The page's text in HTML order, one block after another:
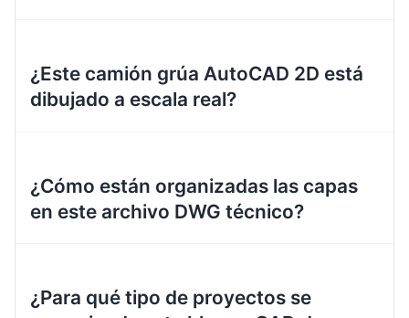
¿Este camión grúa AutoCAD 2D está
dibujado a escala real?
¿Cómo están organizadas las capas
en este archivo DWG técnico?
¿Para qué tipo de proyectos se